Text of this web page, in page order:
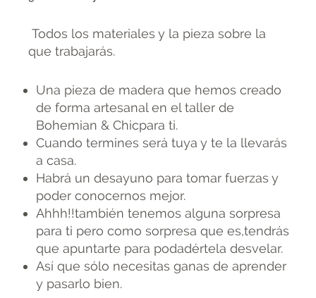
Todos los materiales y la pieza sobre la
que trabajarás.
Una pieza de madera que hemos creado
de forma artesanal en el taller de
Bohemian & Chicpara ti.
Cuando termines será tuya y te la llevarás
a casa.
Habrá un desayuno para tomar fuerzas y
poder conocernos mejor.
Ahhh!!también tenemos alguna sorpresa
para ti pero como sorpresa que es,tendrás
que apuntarte para podadértela desvelar.
Así que sólo necesitas ganas de aprender
y pasarlo bien.